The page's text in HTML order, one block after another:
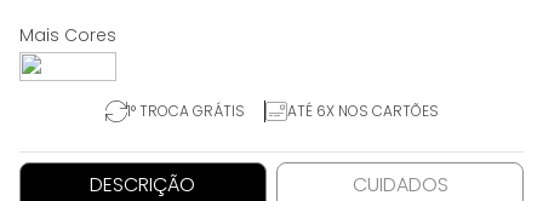
1° TROCA GRÁTIS ATÉ 6X NOS CARTÕES
DESCRIÇÃO CUIDADOS